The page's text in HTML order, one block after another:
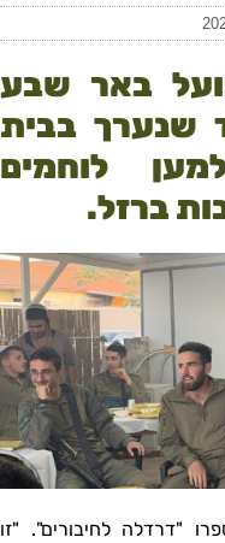
באר שבע
שנערך בבית
לוחמים
ברזל.
"דרדלה לחיבורים". "זו